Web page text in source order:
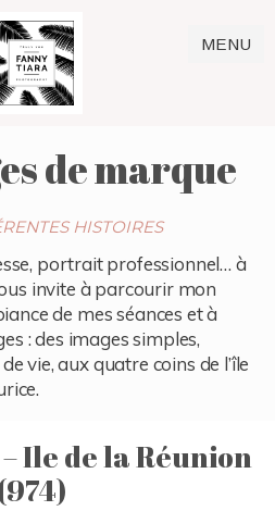
MENU
de marque
HISTOIRES
portrait professionnel… à
invite à parcourir mon
de mes séances et à
: des images simples,
vie, aux quatre coins de l’île
Ile de la Réunion